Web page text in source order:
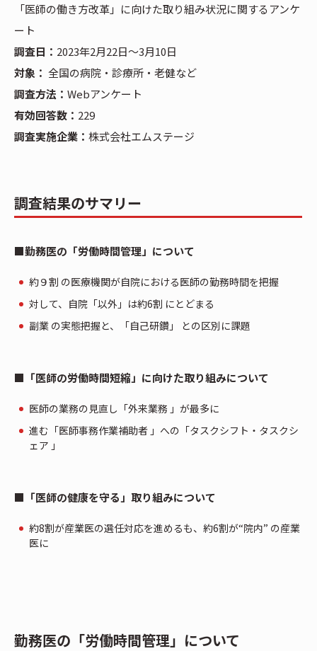
「医師の働き方改革」に向けた取り組み状況に関するアンケ
ート
調査日： 2023年2月22日～3月10日
対象： 全国の病院・診療所・老健など
調査方法： Webアンケート
有効回答数： 229
調査実施企業： 株式会社エムステージ
調査結果のサマリー
■勤務医の「労働時間管理」について
約９割 の医療機関が自院における医師の勤務時間を把握
対して、自院「以外」は約6割 にとどまる
副業 の実態把握と、「自己研鑽」 との区別に課題
■「医師の労働時間短縮」に向けた取り組みについて
医師の業務の見直し「外来業務 」が最多に
進む「医師事務作業補助者 」への「タスクシフト・タスクシ
ェア 」
■「医師の健康を守る」取り組みについて
約8割が産業医の選任対応を進めるも、約6割が“院内” の産業
医に
勤務医の「労働時間管理」について